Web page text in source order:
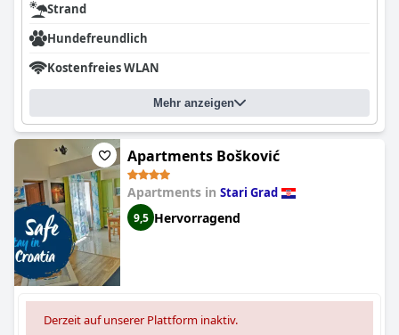
Strand
Hundefreundlich
Kostenfreies WLAN
Mehr anzeigen
Apartments Bošković
Apartments in Stari Grad
9,5 Hervorragend
Derzeit auf unserer Plattform inaktiv.